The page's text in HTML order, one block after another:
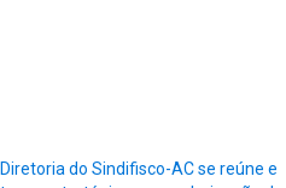
Diretoria do Sindifisco-AC se reúne e